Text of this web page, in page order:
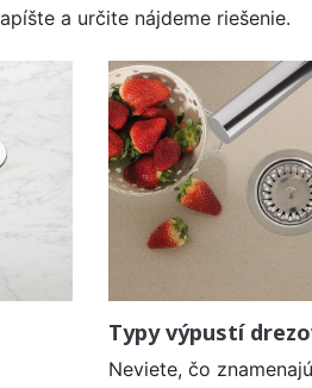
a určite nájdeme riešenie.
Typy výpustí
Neviete, čo